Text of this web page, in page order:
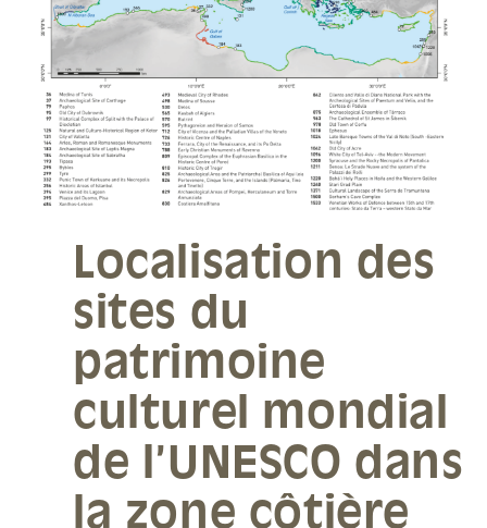
Localisation des
sites du
patrimoine
culturel mondial
de l’UNESCO dans
la zone côtière